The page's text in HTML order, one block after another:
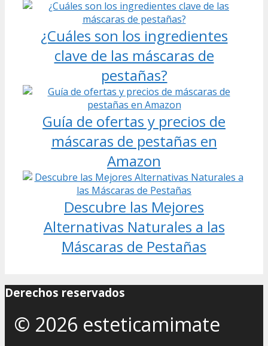
¿Cuáles son los ingredientes
clave de las máscaras de
pestañas?
Guía de ofertas y precios de
máscaras de pestañas en
Amazon
Descubre las Mejores
Alternativas Naturales a las
Máscaras de Pestañas
Derechos reservados
© 2026 esteticamimate